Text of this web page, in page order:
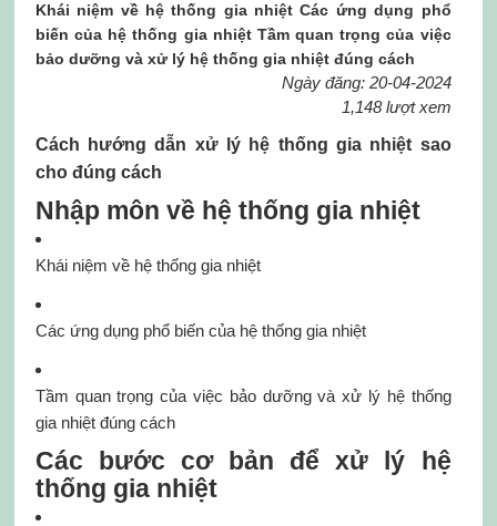
Khái niệm về hệ thống gia nhiệt Các ứng dụng phổ
biến của hệ thống gia nhiệt Tầm quan trọng của việc
bảo dưỡng và xử lý hệ thống gia nhiệt đúng cách
Ngày đăng: 20-04-2024
1,148 lượt xem
Cách hướng dẫn xử lý hệ thống gia nhiệt sao
cho đúng cách
Nhập môn về hệ thống gia nhiệt
Khái niệm về hệ thống gia nhiệt
Các ứng dụng phổ biến của hệ thống gia nhiệt
Tầm quan trọng của việc bảo dưỡng và xử lý hệ thống
gia nhiệt đúng cách
Các bước cơ bản để xử lý hệ
thống gia nhiệt